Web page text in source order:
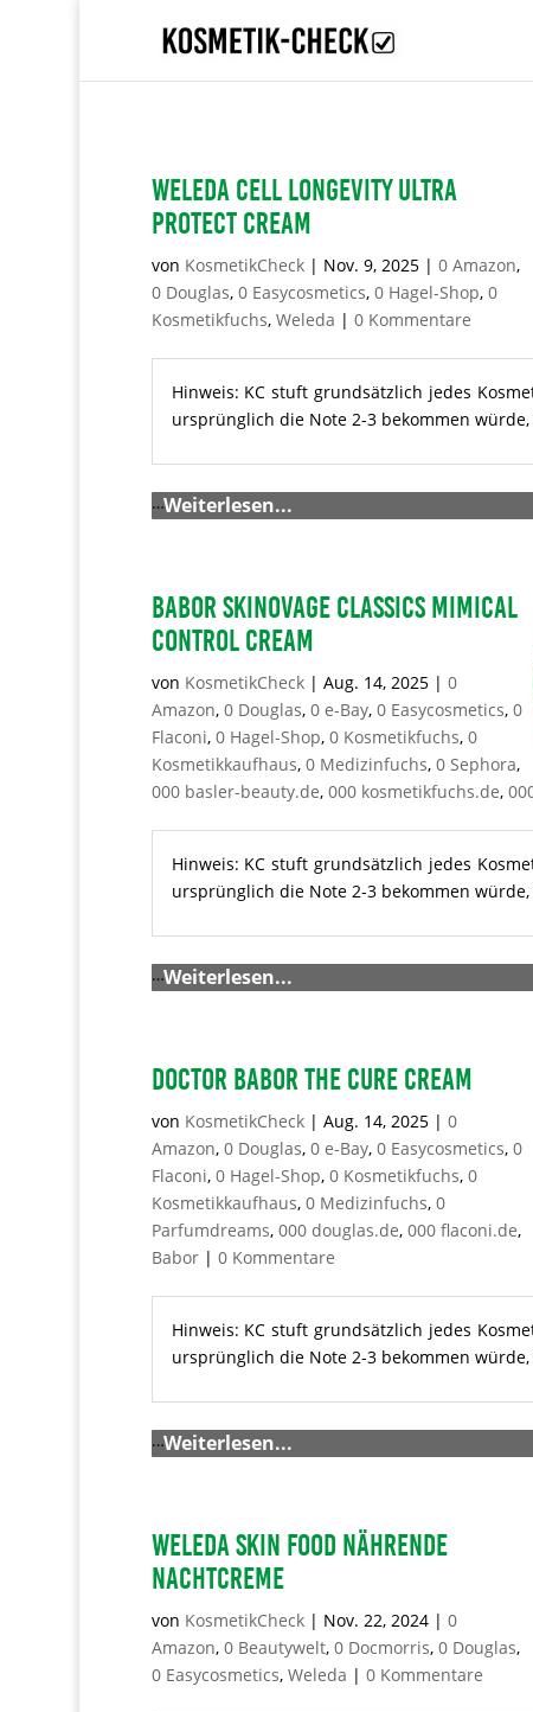
WELEDA Cell Longevity Ultra
Protect Cream
von KosmetikCheck| Nov. 9, 2025| 0 Amazon,
0 Douglas, 0 Easycosmetics, 0 Hagel-Shop, 0
Kosmetikfuchs, Weleda | 0 Kommentare
Hinweis: KC stuft grundsätzlich jedes
ursprünglich die Note 2-3 bekommen
…Weiterlesen...
BABOR Skinovage Classics Mimical
Control Cream
von KosmetikCheck| Aug. 14, 2025| 0
Amazon, 0 Douglas, 0 e-Bay, 0 Easycosmetics, 0
Flaconi, 0 Hagel-Shop, 0 Kosmetikfuchs, 0
Kosmetikkaufhaus, 0 Medizinfuchs, 0 Sephora,
000 basler-beauty.de, 000 kosmetikfuchs.de,
Hinweis: KC stuft grundsätzlich jedes
ursprünglich die Note 2-3 bekommen
…Weiterlesen...
DOCTOR BABOR The Cure Cream
von KosmetikCheck| Aug. 14, 2025| 0
Amazon, 0 Douglas, 0 e-Bay, 0 Easycosmetics, 0
Flaconi, 0 Hagel-Shop, 0 Kosmetikfuchs, 0
Kosmetikkaufhaus, 0 Medizinfuchs, 0
Parfumdreams, 000 douglas.de, 000 flaconi.de,
Babor| 0 Kommentare
Hinweis: KC stuft grundsätzlich jedes
ursprünglich die Note 2-3 bekommen
…Weiterlesen...
Weleda Skin Food Nährende
Nachtcreme
von KosmetikCheck| Nov. 22, 2024| 0
Amazon, 0 Beautywelt, 0 Docmorris, 0 Douglas,
0 Easycosmetics, Weleda | 0 Kommentare